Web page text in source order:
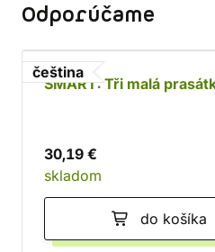
Odporúčame
čeština
SMART: Tři malá
30,19 €
skladom
do košíka